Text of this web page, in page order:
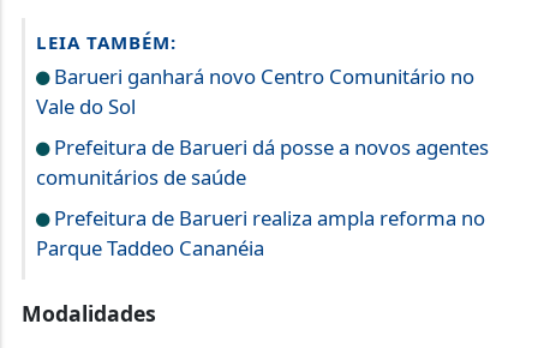
LEIA TAMBÉM:
Barueri ganhará novo Centro Comunitário no
Vale do Sol
Prefeitura de Barueri dá posse a novos agentes
comunitários de saúde
Prefeitura de Barueri realiza ampla reforma no
Parque Taddeo Cananéia
Modalidades